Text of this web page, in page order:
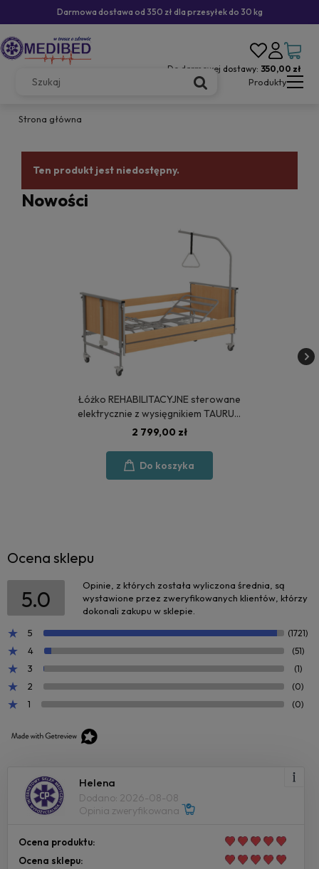
Darmowa dostawa od 350 zł dla przesyłek do 30 kg
Do darmowej dostawy: 350,00 zł
Produkty
Strona główna
Ten produkt jest niedostępny.
Nowości
Łóżko REHABILITACYJNE sterowane
elektrycznie z wysięgnikiem TAURUS
2 - POLSKA PRODUKCJA
2 799,00 zł
Do koszyka
Ocena sklepu
5.0
Opinie, z których została wyliczona średnia, są
wystawione przez zweryfikowanych klientów, którzy
dokonali zakupu w sklepie.
5
(1721)
4 (51)
3 (1)
2 (0)
1 (0)
Helena
Dodano: 2026-08-08
Opinia zweryfikowana
Ocena produktu:
Ocena sklepu: